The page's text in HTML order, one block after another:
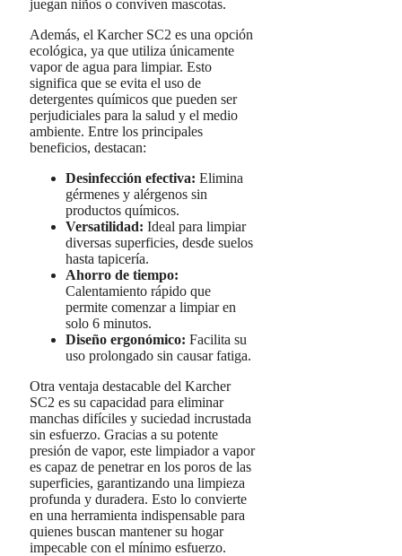
juegan niños o conviven mascotas.
Además, el Karcher SC2 es una opción
ecológica, ya que utiliza únicamente
vapor de agua para limpiar. Esto
significa que se evita el uso de
detergentes químicos que pueden ser
perjudiciales para la salud y el medio
ambiente. Entre los principales
beneficios, destacan:
Desinfección efectiva: Elimina
gérmenes y alérgenos sin
productos químicos.
Versatilidad: Ideal para limpiar
diversas superficies, desde suelos
hasta tapicería.
Ahorro de tiempo:
Calentamiento rápido que
permite comenzar a limpiar en
solo 6 minutos.
Diseño ergonómico: Facilita su
uso prolongado sin causar fatiga.
Otra ventaja destacable del Karcher
SC2 es su capacidad para eliminar
manchas difíciles y suciedad incrustada
sin esfuerzo. Gracias a su potente
presión de vapor, este limpiador a vapor
es capaz de penetrar en los poros de las
superficies, garantizando una limpieza
profunda y duradera. Esto lo convierte
en una herramienta indispensable para
quienes buscan mantener su hogar
impecable con el mínimo esfuerzo.